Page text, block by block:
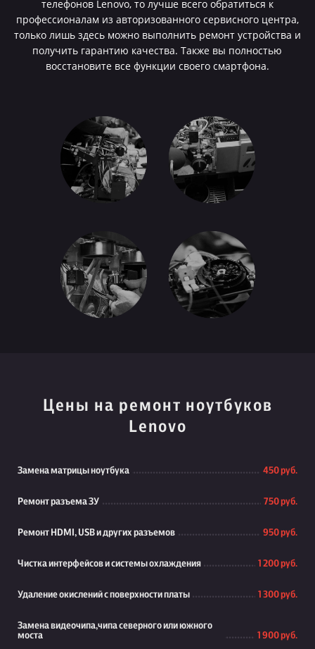
телефонов Lenovo, то лучше всего обратиться к
профессионалам из авторизованного сервисного центра,
только лишь здесь можно выполнить ремонт устройства и
получить гарантию качества. Также вы полностью
восстановите все функции своего смартфона.
Цены на ремонт ноутбуков
Lenovo
Замена матрицы ноутбука 450 руб.
Ремонт разъема ЗУ 750 руб.
Ремонт HDMI, USB и других разъемов 950 руб.
Чистка интерфейсов и системы охлаждения 1 200 руб.
Удаление окислений с поверхности платы 1 300 руб.
Замена видеочипа,чипа северного или южного
моста
1 900 руб.